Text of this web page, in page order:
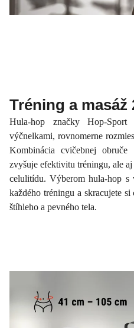
Tréning a masáž
Hula-hop značky Hop-
výčnelkami, rovnomerne
Kombinácia cvičebnej
zvyšuje efektivitu tréningu, ale
celulitídu. Výberom hula-hop s
každého tréningu a skracujete
štíhleho a pevného tela.